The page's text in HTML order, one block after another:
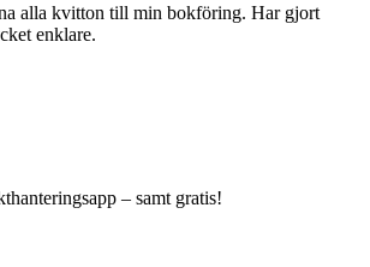
alla kvitton till min bokföring. Har gjort
enklare.
– samt gratis!